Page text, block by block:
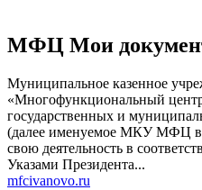
МФЦ Мои
Муниципальное казенное
«Многофункциональный
государственных и
(далее именуемое МКУ МФЦ в
свою деятельность в
Указами Президента...
mfcivanovo.ru